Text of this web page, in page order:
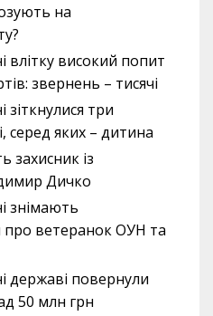
на
влітку високий попит
звернень – тисячі
три
серед яких – дитина
захисник із
Дичко
знімають
ветеранок ОУН та
державі повернули
50 млн грн